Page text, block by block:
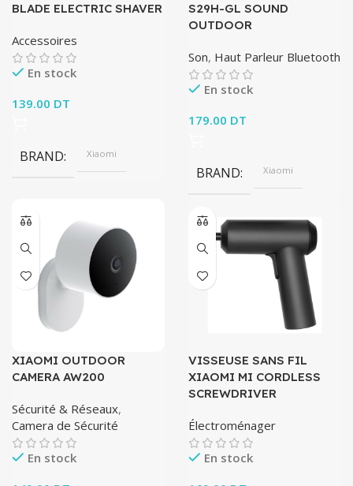
BLADE ELECTRIC SHAVER
Accessoires
En stock
139.00 DT
BRAND Xiaomi
S29H-GL SOUND
OUTDOOR
Son, Haut Parleur Bluetooth
En stock
179.00 DT
BRAND Xiaomi
XIAOMI OUTDOOR
CAMERA AW200
Sécurité & Réseaux,
Camera de Sécurité
En stock
VISSEUSE SANS FIL
XIAOMI MI CORDLESS
SCREWDRIVER
Électroménager
En stock